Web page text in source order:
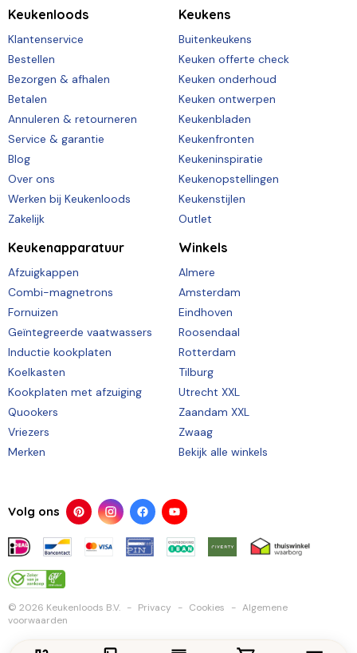
Keukenloods
Klantenservice
Bestellen
Bezorgen & afhalen
Betalen
Annuleren & retourneren
Service & garantie
Blog
Over ons
Werken bij Keukenloods
Zakelijk
Keukens
Buitenkeukens
Keuken offerte check
Keuken onderhoud
Keuken ontwerpen
Keukenbladen
Keukenfronten
Keukeninspiratie
Keukenopstellingen
Keukenstijlen
Outlet
Keukenapparatuur
Afzuigkappen
Combi-magnetrons
Fornuizen
Geïntegreerde vaatwassers
Inductie kookplaten
Koelkasten
Kookplaten met afzuiging
Quookers
Vriezers
Merken
Winkels
Almere
Amsterdam
Eindhoven
Roosendaal
Rotterdam
Tilburg
Utrecht XXL
Zaandam XXL
Zwaag
Bekijk alle winkels
Volg ons
© 2026 Keukenloods B.V. Privacy Cookies
Algemene
voorwaarden